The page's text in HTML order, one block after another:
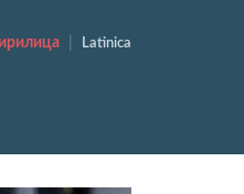
Latinica